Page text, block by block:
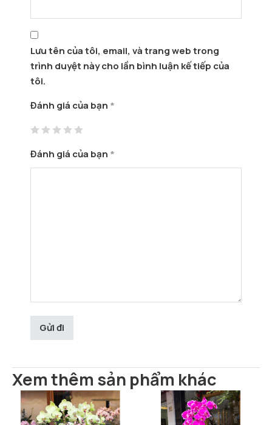
Lưu tên của tôi, email, và trang web trong
trình duyệt này cho lần bình luận kế tiếp của
tôi.
Đánh giá của bạn *
Đánh giá của bạn *
Xem thêm sản phẩm khác